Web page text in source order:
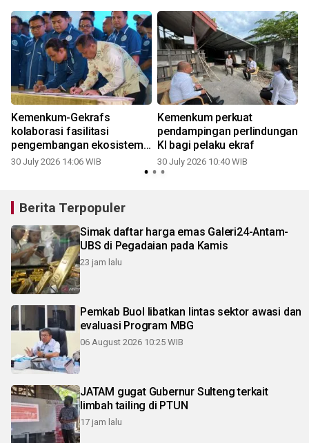
Kemenkum-Gekrafs
kolaborasi fasilitasi
pengembangan ekosistem
ekonomi kreatif
30 July 2026 14:06 WIB
Kemenkum perkuat
pendampingan perlindungan
KI bagi pelaku ekraf
30 July 2026 10:40 WIB
Berita Terpopuler
Simak daftar harga emas Galeri24-Antam-
UBS di Pegadaian pada Kamis
23 jam lalu
Pemkab Buol libatkan lintas sektor awasi dan
evaluasi Program MBG
06 August 2026 10:25 WIB
JATAM gugat Gubernur Sulteng terkait
limbah tailing di PTUN
17 jam lalu